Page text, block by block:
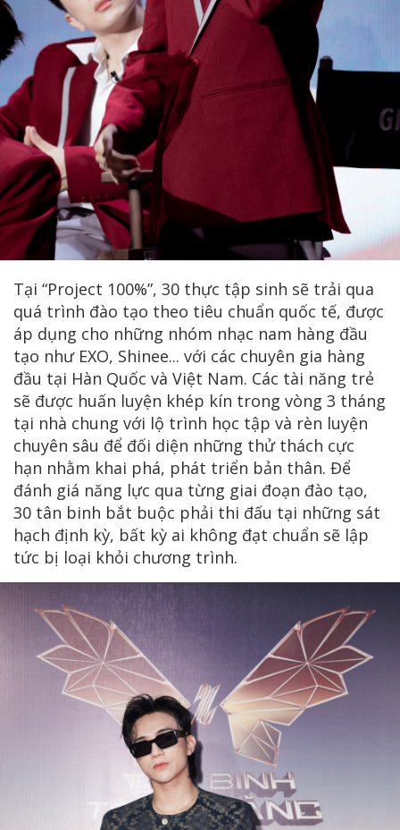
Tại “Project 100%”, 30 thực tập sinh sẽ trải qua
quá trình đào tạo theo tiêu chuẩn quốc tế, được
áp dụng cho những nhóm nhạc nam hàng đầu
tạo như EXO, Shinee... với các chuyên gia hàng
đầu tại Hàn Quốc và Việt Nam. Các tài năng trẻ
sẽ được huấn luyện khép kín trong vòng 3 tháng
tại nhà chung với lộ trình học tập và rèn luyện
chuyên sâu để đối diện những thử thách cực
hạn nhằm khai phá, phát triển bản thân. Để
đánh giá năng lực qua từng giai đoạn đào tạo,
30 tân binh bắt buộc phải thi đấu tại những sát
hạch định kỳ, bất kỳ ai không đạt chuẩn sẽ lập
tức bị loại khỏi chương trình.